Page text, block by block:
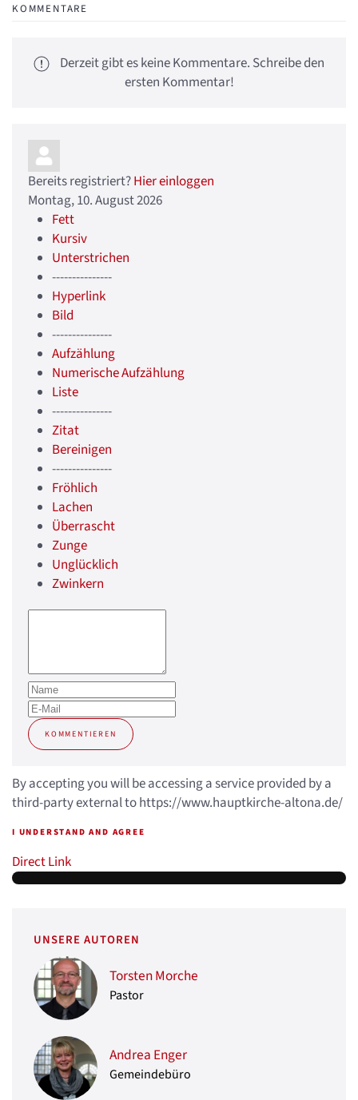
KOMMENTARE
Derzeit gibt es keine Kommentare. Schreibe den
ersten Kommentar!
Bereits registriert?Hier einloggen
Montag, 10. August 2026
Fett
Kursiv
Unterstrichen
---------------
Hyperlink
Bild
---------------
Aufzählung
Numerische Aufzählung
Liste
---------------
Zitat
Bereinigen
---------------
Fröhlich
Lachen
Überrascht
Zunge
Unglücklich
Zwinkern
KOMMENTIEREN
By accepting you will be accessing a service provided by a
third-party external to https://www.hauptkirche-altona.de/
I UNDERSTAND AND AGREE
Direct Link
UNSERE AUTOREN
Torsten Morche
Pastor
Andrea Enger
Gemeindebüro